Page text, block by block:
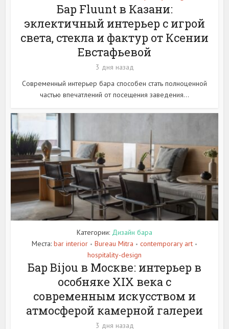
Бар Fluunt в Казани:
эклектичный интерьер с игрой
света, стекла и фактур от Ксении
Евстафьевой
3 дня назад
Современный интерьер бара способен стать полноценной
частью впечатлений от посещения заведения...
Категории: Дизайн бара
Места: bar interior • Bureau Mitra • contemporary art •
hospitality-design
Бар Bijou в Москве: интерьер в
особняке XIX века с
современным искусством и
атмосферой камерной галереи
3 дня назад